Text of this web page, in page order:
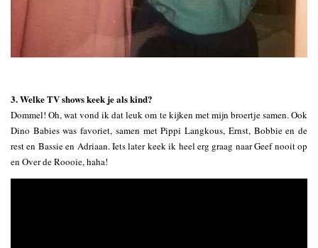
3. Welke TV shows keek je als kind?
Dommel! Oh, wat vond ik dat leuk om te kijken met mijn broertje samen. Ook
Dino Babies was favoriet, samen met Pippi Langkous, Ernst, Bobbie en de
rest en Bassie en Adriaan. Iets later keek ik heel erg graag naar Geef nooit op
en Over de Roooie, haha!